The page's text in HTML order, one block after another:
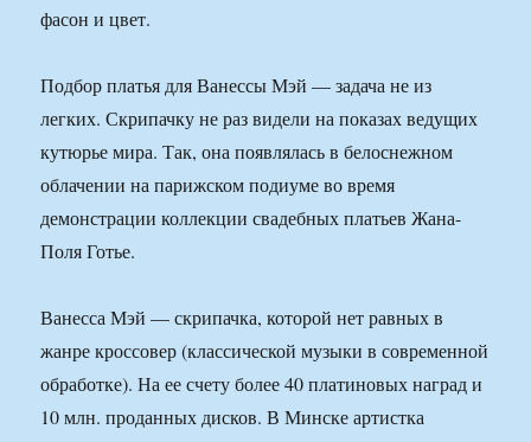
фасон и цвет.
Подбор платья для Ванессы Мэй — задача не из
легких. Скрипачку не раз видели на показах ведущих
кутюрье мира. Так, она появлялась в белоснежном
облачении на парижском подиуме во время
демонстрации коллекции свадебных платьев Жана-
Поля Готье.
Ванесса Мэй — скрипачка, которой нет равных в
жанре кроссовер (классической музыки в современной
обработке). На ее счету более 40 платиновых наград и
10 млн. проданных дисков. В Минске артистка